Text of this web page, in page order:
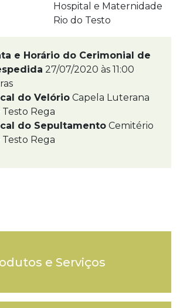
Hospital e Maternidade
Rio do Testo
e Horário do Cerimonial de
27/07/2020 às 11:00
do Velório Capela Luterana
Rega
do Sepultamento Cemitério
Rega
e Serviços